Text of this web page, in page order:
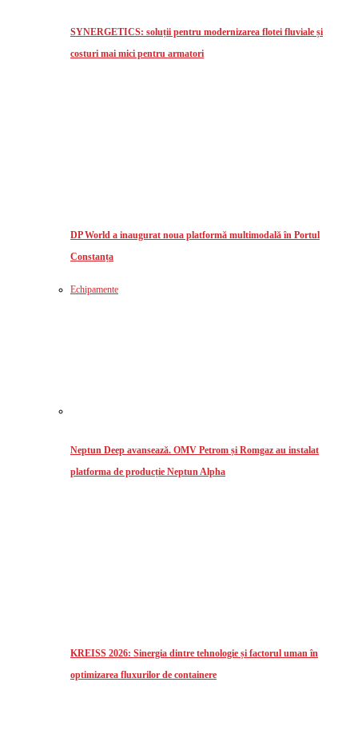
SYNERGETICS: soluții pentru modernizarea flotei fluviale și
costuri mai mici pentru armatori
DP World a inaugurat noua platformă multimodală în Portul
Constanța
Echipamente
Neptun Deep avansează. OMV Petrom și Romgaz au instalat
platforma de producție Neptun Alpha
KREISS 2026: Sinergia dintre tehnologie și factorul uman în
optimizarea fluxurilor de containere